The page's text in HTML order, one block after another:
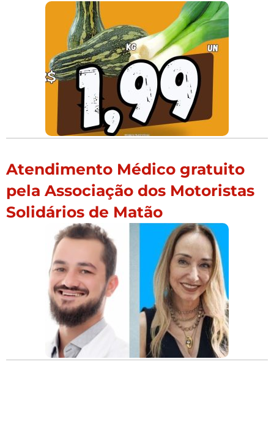
Atendimento Médico gratuito
pela Associação dos Motoristas
Solidários de Matão